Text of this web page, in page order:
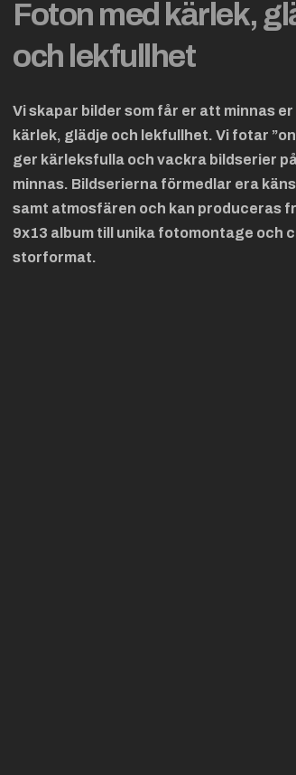
Foton med kärlek,
och lekfullhet
Vi skapar bilder som får er att minnas
kärlek, glädje och lekfullhet. Vi fotar
ger kärleksfulla och vackra bildserier
minnas. Bildserierna förmedlar era
samt atmosfären och kan produceras
9x13 album till unika fotomontage och
storformat.